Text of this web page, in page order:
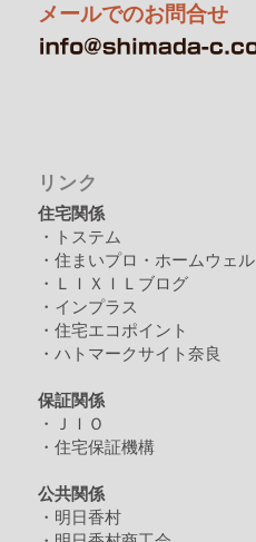
メールでのお問合せ
リンク
住宅関係
・トステム
・住まいプロ・ホームウェル
・ＬＩＸＩＬブログ
・インプラス
・住宅エコポイント
・ハトマークサイト奈良
保証関係
・ＪＩＯ
・住宅保証機構
公共関係
・明日香村